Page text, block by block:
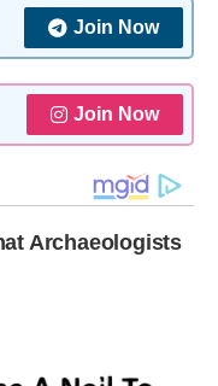
Join Now
Join Now